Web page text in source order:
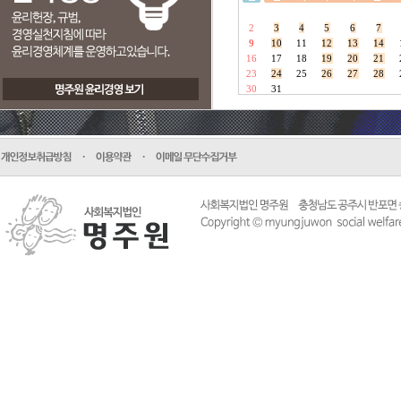
2 3 4 5 6
7
9
10 11 12 13 14
16
17 18 19 20 21
23
24 25 26 27 28
30
31